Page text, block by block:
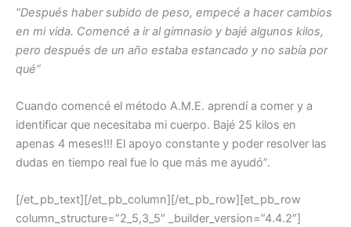
“Después haber subido de peso, empecé a hacer cambios
en mi vida. Comencé a ir al gimnasio y bajé algunos kilos,
pero después de un año estaba estancado y no sabía por
qué”
Cuando comencé el método A.M.E. aprendí a comer y a
identificar que necesitaba mi cuerpo. Bajé 25 kilos en
apenas 4 meses!!! El apoyo constante y poder resolver las
dudas en tiempo real fue lo que más me ayudó”.
[/et_pb_text][/et_pb_column][/et_pb_row][et_pb_row
column_structure=”2_5,3_5″ _builder_version=”4.4.2″]